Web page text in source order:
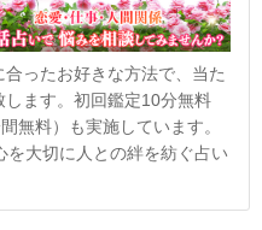
ったお好きな方法で、当た
します。初回鑑定10分無料
無料）も実施しています。
を大切に人との絆を紡ぐ占い